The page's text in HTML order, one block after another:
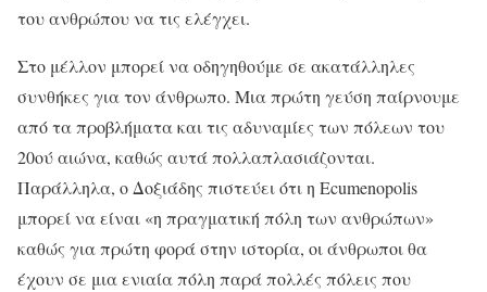
του ανθρώπου να τις ελέγχει.
Στο μέλλον μπορεί να οδηγηθούμε σε ακατάλληλες
συνθήκες για τον άνθρωπο. Μια πρώτη γεύση παίρνουμε
από τα προβλήματα και τις αδυναμίες των πόλεων του
20ού αιώνα, καθώς αυτά πολλαπλασιάζονται.
Παράλληλα, ο Δοξιάδης πιστεύει ότι η Ecumenopolis
μπορεί να είναι «η πραγματική πόλη των ανθρώπων»
καθώς για πρώτη φορά στην ιστορία, οι άνθρωποι θα
έχουν σε μια ενιαία πόλη παρά πολλές πόλεις που